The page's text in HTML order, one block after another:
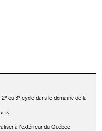
2eou 3ecycle dans le domaine de la
à l’extérieur du Québec